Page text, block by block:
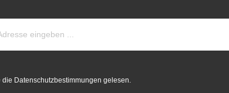
die Datenschutzbestimmungen gelesen.